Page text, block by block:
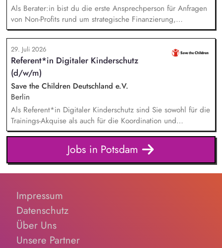
Als Berater:in bist du die erste Ansprechperson für Anfragen
von Non-Profits rund um strategische Finanzierung,
Finanzmanagement und Fundraising. Dabei entwickelst du
den gesamten Prozess von der Anfrage über
Angebotserstellung bis zur eigenverantwortlichen Umsetzung.
Auf Basis der jeweiligen Herausforderungen entwickelst du
passgenaue Beratungsprozesse und berätst Organisationen zu
zentralen Fragen ihrer finanziellen Steuerung und
strategischen Weiterentwicklung.
29. Juli 2026
Referent*in Digitaler Kinderschutz
(d/w/m)
Save the Children Deutschland e.V.
Berlin
Als Referent*in Digitaler Kinderschutz sind Sie sowohl für die
Trainings-Akquise als auch für die Koordination und
Durchführung von ca. zweistündigen Workshops
verantwortlich. Identifikation, Ansprache und Akquise von
Institutionen und Organisationen für Trainings zum sensiblen
Umgang mit Kinderfotos und -videos (z. B. Kitas, Schulen,
Sportvereine und -verbände, Jugendverbände,
und Durchführung zielgruppengerechter Trainings in
digitalen Formaten sowie in Präsenz bei Auftraggebern.
Jobs in Potsdam
Impressum
Datenschutz
Über Uns
Unsere Partner